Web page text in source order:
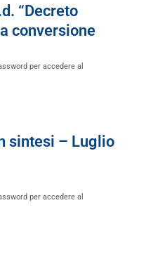
“Decreto
conversione
per accedere al
sintesi – Luglio
per accedere al